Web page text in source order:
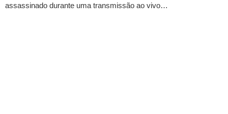
assassinado durante uma transmissão ao vivo…